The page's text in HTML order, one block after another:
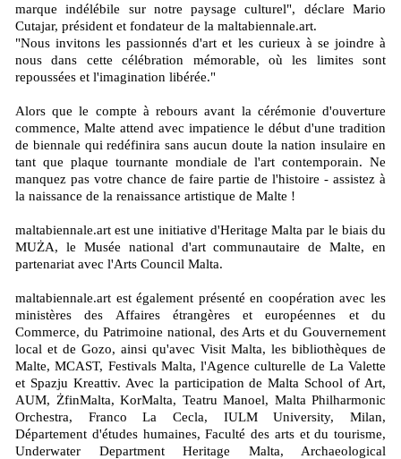
marque indélébile sur notre paysage culturel", déclare Mario
Cutajar, président et fondateur de la maltabiennale.art.
"Nous invitons les passionnés d'art et les curieux à se joindre à
nous dans cette célébration mémorable, où les limites sont
repoussées et l'imagination libérée."
Alors que le compte à rebours avant la cérémonie d'ouverture
commence, Malte attend avec impatience le début d'une tradition
de biennale qui redéfinira sans aucun doute la nation insulaire en
tant que plaque tournante mondiale de l'art contemporain. Ne
manquez pas votre chance de faire partie de l'histoire - assistez à
la naissance de la renaissance artistique de Malte !
maltabiennale.art est une initiative d'Heritage Malta par le biais du
MUŻA, le Musée national d'art communautaire de Malte, en
partenariat avec l'Arts Council Malta.
maltabiennale.art est également présenté en coopération avec les
ministères des Affaires étrangères et européennes et du
Commerce, du Patrimoine national, des Arts et du Gouvernement
local et de Gozo, ainsi qu'avec Visit Malta, les bibliothèques de
Malte, MCAST, Festivals Malta, l'Agence culturelle de La Valette
et Spazju Kreattiv. Avec la participation de Malta School of Art,
AUM, ŻfinMalta, KorMalta, Teatru Manoel, Malta Philharmonic
Orchestra, Franco La Cecla, IULM University, Milan,
Département d'études humaines, Faculté des arts et du tourisme,
Underwater Department Heritage Malta, Archaeological